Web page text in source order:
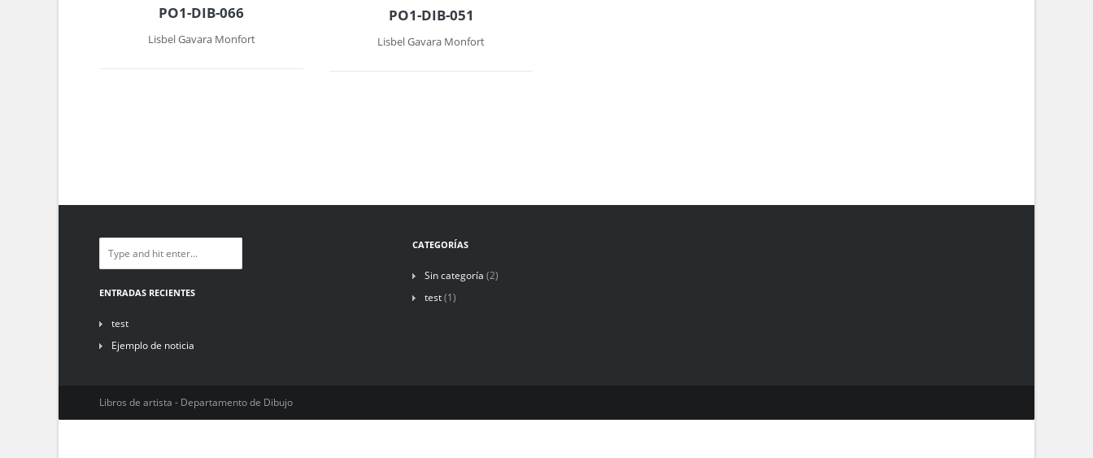
PO1-DIB-066
Lisbel Gavara Monfort
PO1-DIB-051
Lisbel Gavara Monfort
ENTRADAS RECIENTES
test
Ejemplo de noticia
CATEGORÍAS
Sin categoría (2)
test(1)
Libros de artista - Departamento de Dibujo